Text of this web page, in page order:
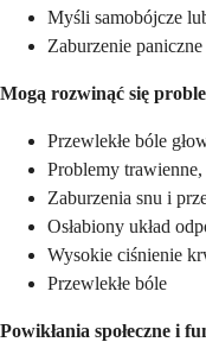
Myśli samobójcze
Zaburzenie
Mogą rozwinąć się
Przewlekłe bóle
Problemy
Zaburzenia snu i
Osłabiony układ
Wysokie ciśnienie
Przewlekłe bóle
Powikłania społeczne i